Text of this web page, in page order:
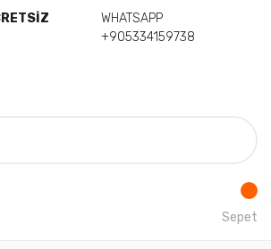
WHATSAPP
+905334159738
Sepet